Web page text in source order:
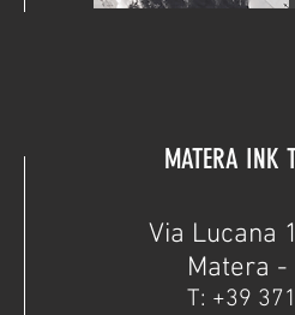
MATERA INK
Via Lucana
Matera
T: +39